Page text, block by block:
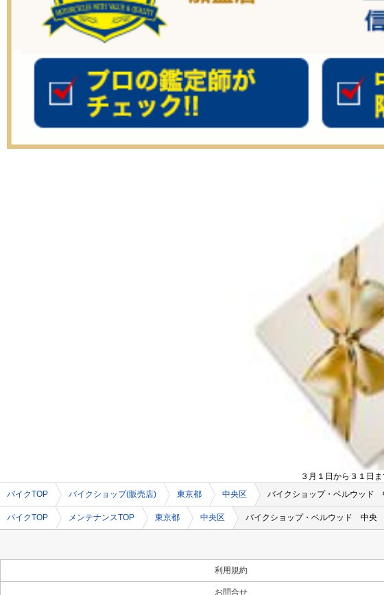
３月１日から３１日
バイクTOP
バイクショップ(販売店) 東京都 中央区 バイクショップ・ベルウッド
バイクTOP メンテナンスTOP 東京都 中央区 バイクショップ・ベルウッド 中央
利用規約
お問合せ